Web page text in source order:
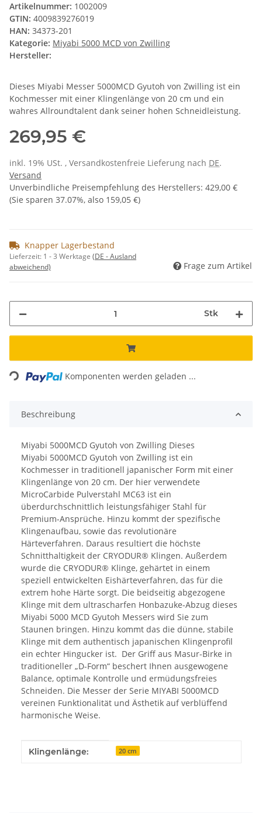
Artikelnummer: 1002009
GTIN: 4009839276019
HAN: 34373-201
Kategorie: Miyabi 5000 MCD von Zwilling
Hersteller:
Dieses Miyabi Messer 5000MCD Gyutoh von Zwilling ist ein
Kochmesser mit einer Klingenlänge von 20 cm und ein
wahres Allroundtalent dank seiner hohen Schneidleistung.
269,95 €
inkl. 19% USt. , Versandkostenfreie Lieferung nach DE.
Versand
Unverbindliche Preisempfehlung des Herstellers: 429,00 €
(Sie sparen 37.07%, also 159,05 €)
Knapper Lagerbestand
Lieferzeit: 1 - 3 Werktage (DE - Ausland
abweichend)
Frage zum Artikel
Stk
Loading... Komponenten werden geladen ...
Beschreibung
Miyabi 5000MCD Gyutoh von Zwilling Dieses
Miyabi 5000MCD Gyutoh von Zwilling ist ein
Kochmesser in traditionell japanischer Form mit einer
Klingenlänge von 20 cm. Der hier verwendete
MicroCarbide Pulverstahl MC63 ist ein
überdurchschnittlich leistungsfähiger Stahl für
Premium-Ansprüche. Hinzu kommt der spezifische
Klingenaufbau, sowie das revolutionäre
Härteverfahren. Daraus resultiert die höchste
Schnitthaltigkeit der CRYODUR® Klingen. Außerdem
wurde die CRYODUR® Klinge, gehärtet in einem
speziell entwickelten Eishärteverfahren, das für die
extrem hohe Härte sorgt. Die beidseitig abgezogene
Klinge mit dem ultrascharfen Honbazuke-Abzug dieses
Miyabi 5000 MCD Gyutoh Messers wird Sie zum
Staunen bringen. Hinzu kommt das die dünne, stabile
Klinge mit dem authentisch japanischen Klingenprofil
ein echter Hingucker ist. Der Griff aus Masur-Birke in
traditioneller „D-Form“ beschert Ihnen ausgewogene
Balance, optimale Kontrolle und ermüdungsfreies
Schneiden. Die Messer der Serie MIYABI 5000MCD
vereinen Funktionalität und Ästhetik auf verblüffend
harmonische Weise.
Produkteigenschaft
Wert
Klingenlänge: 20 cm